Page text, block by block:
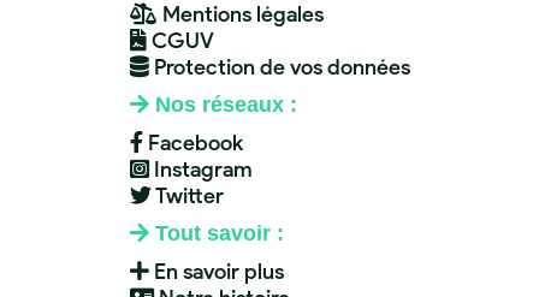
Mentions légales
CGUV
Protection de vos données
Nos réseaux :
Facebook
Instagram
Twitter
Tout savoir :
En savoir plus